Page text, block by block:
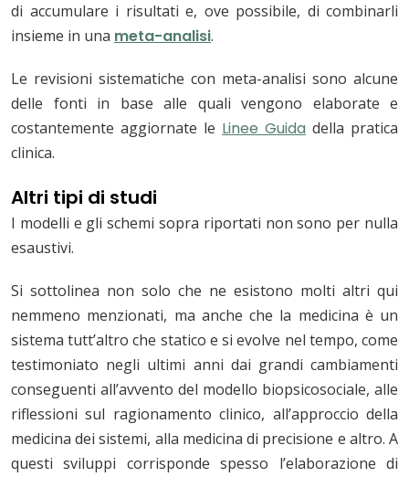
di accumulare i risultati e, ove possibile, di combinarli
insieme in una meta-analisi.
Le revisioni sistematiche con meta-analisi sono alcune
delle fonti in base alle quali vengono elaborate e
costantemente aggiornate le Linee Guida della pratica
clinica.
Altri tipi di studi
I modelli e gli schemi sopra riportati non sono per nulla
esaustivi.
Si sottolinea non solo che ne esistono molti altri qui
nemmeno menzionati, ma anche che la medicina è un
sistema tutt’altro che statico e si evolve nel tempo, come
testimoniato negli ultimi anni dai grandi cambiamenti
conseguenti all’avvento del modello biopsicosociale, alle
riflessioni sul ragionamento clinico, all’approccio della
medicina dei sistemi, alla medicina di precisione e altro. A
questi sviluppi corrisponde spesso l’elaborazione di